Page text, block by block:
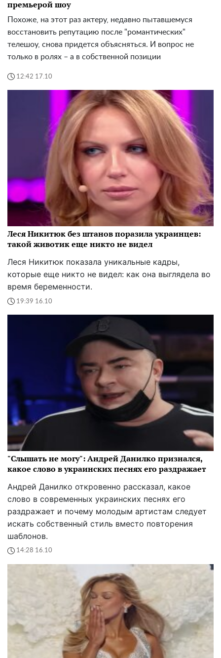
премьерой шоу
Похоже, на этот раз актеру, недавно пытавшемуся
восстановить репутацию после "романтических"
телешоу, снова придется объясняться. И вопрос не
только в ролях – а в собственной позиции
12:42 17.10
Леся Никитюк без штанов поразила украинцев:
такой животик еще никто не видел
Леся Никитюк показала уникальные кадры,
которые еще никто не видел: как она выглядела во
время беременности.
19:39 16.10
"Слышать не могу": Андрей Данилко признался,
какое слово в украинских песнях его раздражает
Андрей Данилко откровенно рассказал, какое
слово в современных украинских песнях его
раздражает и почему молодым артистам следует
искать собственный стиль вместо повторения
шаблонов.
14:28 16.10